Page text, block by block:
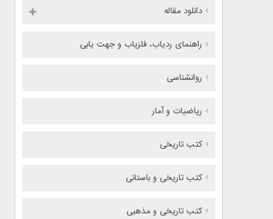
دانلود مقاله
راهنمای ردیاب، فلزیاب و جهت یابی
روانشناسی
ریاضیات و آمار
کتب تاریخی
کتب تاریخی و باستانی
کتب تاریخی و مذهبی